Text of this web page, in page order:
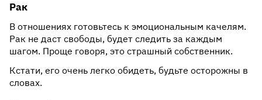
Рак
В отношениях готовьтесь к эмоциональным качелям.
Рак не даст свободы, будет следить за каждым
шагом. Проще говоря, это страшный собственник.
Кстати, его очень легко обидеть, будьте осторожны в
словах.